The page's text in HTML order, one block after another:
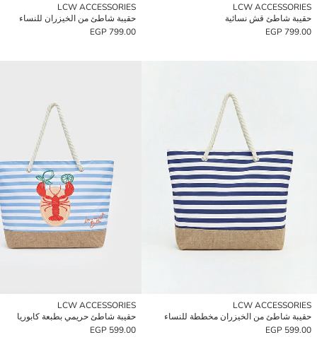
LCW ACCESSORIES
حقيبة شاطئ قش نسائية
799.00 EGP
LCW ACCESSORIES
حقيبة شاطئ من الخيزران للنساء
799.00 EGP
LCW ACCESSORIES
حقيبة شاطئ من الخيزران مخططة للنساء
599.00 EGP
LCW ACCESSORIES
حقيبة شاطئ حريمي بطبعة كابوريا
599.00 EGP